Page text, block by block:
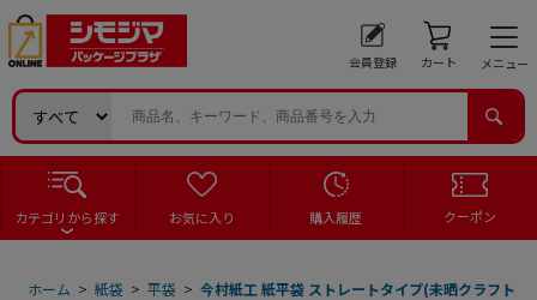
会員登録 カート メニュー
カテゴリから探す お気に入り 購入履歴 クーポン
ホーム > 紙袋 > 平袋 > 今村紙工 紙平袋 ストレートタイプ(未晒クラフト)